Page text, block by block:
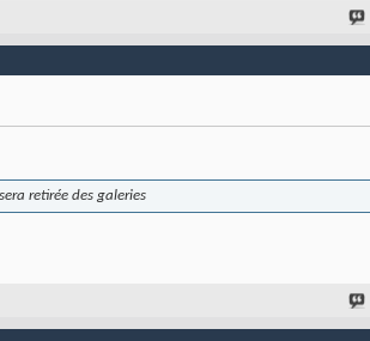
retirée des galeries